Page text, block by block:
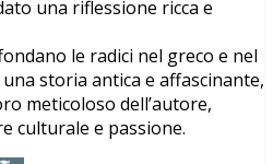
una riflessione ricca e
le radici nel greco e nel
storia antica e affascinante,
meticoloso dell’autore,
culturale e passione.